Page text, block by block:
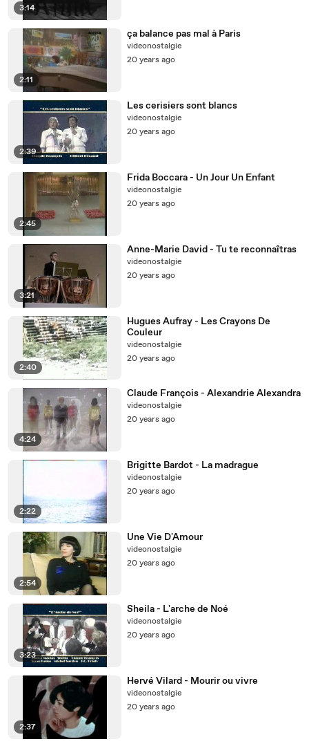
3:14
2:11
ça balance pas mal à Paris
videonostalgie
20 years ago
2:39
Les cerisiers sont blancs
videonostalgie
20 years ago
2:45
Frida Boccara - Un Jour Un Enfant
videonostalgie
20 years ago
3:21
Anne-Marie David - Tu te reconnaîtras
videonostalgie
20 years ago
2:40
Hugues Aufray - Les Crayons De
Couleur
videonostalgie
20 years ago
4:24
Claude François - Alexandrie Alexandra
videonostalgie
20 years ago
2:22
Brigitte Bardot - La madrague
videonostalgie
20 years ago
2:54
Une Vie D'Amour
videonostalgie
20 years ago
3:23
Sheila - L'arche de Noé
videonostalgie
20 years ago
2:37
Hervé Vilard - Mourir ou vivre
videonostalgie
20 years ago